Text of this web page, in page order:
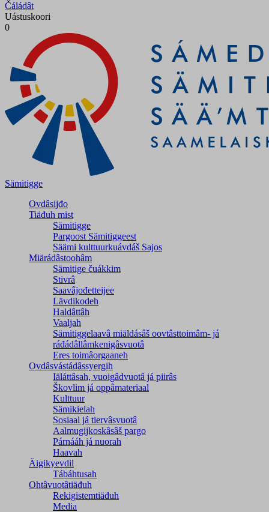
Čáládât
Uástuskoori
0
Sämitigge
Ovdâsijđo
Tiäđuh mist
Sämitigge
Pargoost Sämitiggeest
Säämi kulttuurkuávdáš Sajos
Miärádâstoohâm
Sämitige čuákkim
Stivrâ
Saavâjođetteijee
Lävdikodeh
Haldâttâh
Vaaljah
Sämitiggelaavâ miäldásâš oovtâsttoimâm- já
ráđádâllâmkenigâsvuotâ
Eres toimâorgaaneh
Ovdâsvástádâssyergih
Iäláttâsah, vuoigâdvuotâ já piirâs
Škovlim já oppâmateriaal
Kulttuur
Sämikielah
Sosiaal já tiervâsvuotâ
Aalmugijkoskâsâš pargo
Párnááh já nuorah
Haavah
Äigikyevdil
Tábáhtusah
Ohtâvuotâtiäđuh
Rekigistemtiäđuh
Media